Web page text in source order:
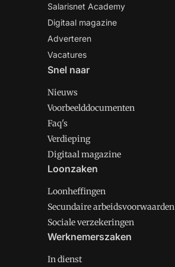
Salarisnet Academy
Digitaal magazine
Adverteren
Vacatures
Snel naar
Nieuws
Voorbeelddocumenten
Faq's
Verdieping
Digitaal magazine
Loonzaken
Loonheffingen
Secundaire arbeidsvoorwaarden
Sociale verzekeringen
Werknemerszaken
In dienst